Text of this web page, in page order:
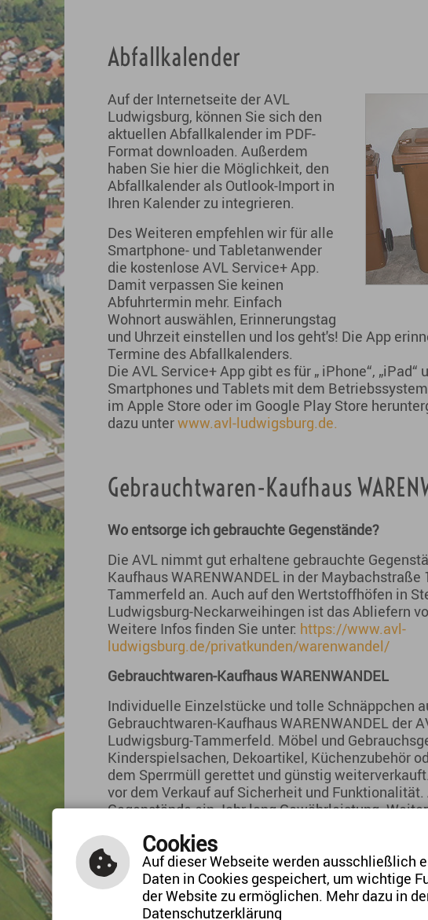
Abfallkalender
Auf der Internetseite der AVL
Ludwigsburg, können Sie sich den
aktuellen Abfallkalender im PDF-
Format downloaden. Außerdem
haben Sie hier die Möglichkeit, den
Abfallkalender als Outlook-Import in
Ihren Kalender zu integrieren.
Des Weiteren empfehlen wir für alle
Smartphone- und Tabletanwender
die kostenlose AVL Service+ App.
Damit verpassen Sie keinen
Abfuhrtermin mehr. Einfach
Wohnort auswählen, Erinnerungstag
und Uhrzeit einstellen und los geht's! Die App
Termine des Abfallkalenders.
Die AVL Service+ App gibt es für „ iPhone“, „iPad“
Smartphones und Tablets mit dem
im Apple Store oder im Google Play Store
dazu unterwww.avl-ludwigsburg.de.
Gebrauchtwaren-Kaufhaus
Wo entsorge ich gebrauchte Gegenstände?
Die AVL nimmt gut erhaltene gebrauchte
Kaufhaus WARENWANDEL in der Maybachstraße
Tammerfeld an. Auch auf den Wertstoffhöfen in
Ludwigsburg-Neckarweihingen ist das Abliefern
Weitere Infos finden Sie unter: https://www.avl-
ludwigsburg.de/privatkunden/warenwandel/
Gebrauchtwaren-Kaufhaus WARENWANDEL
Individuelle Einzelstücke und tolle Schnäppchen
Gebrauchtwaren-Kaufhaus WARENWANDEL der
Ludwigsburg-Tammerfeld. Möbel und
Kinderspielsachen, Dekoartikel, Küchenzubehör
dem Sperrmüll gerettet und günstig
vor dem Verkauf auf Sicherheit und
Gegenstände ein Jahr lang Gewährleistung.
Cookies
Auf dieser Webseite werden ausschließlich
Daten in Cookies gespeichert, um wichtige
der Website zu ermöglichen. Mehr dazu in
Datenschutzerklärung